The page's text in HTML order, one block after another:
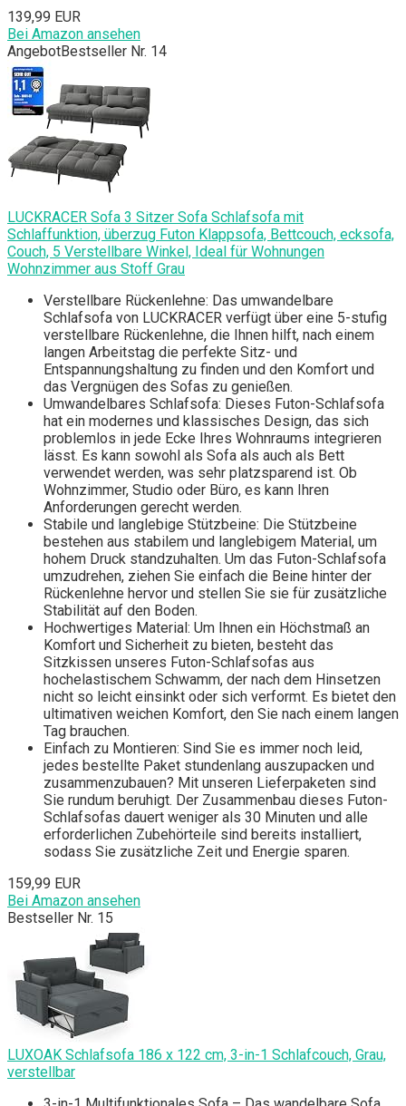
139,99 EUR
Bei Amazon ansehen
AngebotBestseller Nr. 14
LUCKRACER Sofa 3 Sitzer Sofa Schlafsofa mit
Schlaffunktion, überzug Futon Klappsofa, Bettcouch, ecksofa,
Couch, 5 Verstellbare Winkel, Ideal für Wohnungen
Wohnzimmer aus Stoff Grau
Verstellbare Rückenlehne: Das umwandelbare
Schlafsofa von LUCKRACER verfügt über eine 5-stufig
verstellbare Rückenlehne, die Ihnen hilft, nach einem
langen Arbeitstag die perfekte Sitz- und
Entspannungshaltung zu finden und den Komfort und
das Vergnügen des Sofas zu genießen.
Umwandelbares Schlafsofa: Dieses Futon-Schlafsofa
hat ein modernes und klassisches Design, das sich
problemlos in jede Ecke Ihres Wohnraums integrieren
lässt. Es kann sowohl als Sofa als auch als Bett
verwendet werden, was sehr platzsparend ist. Ob
Wohnzimmer, Studio oder Büro, es kann Ihren
Anforderungen gerecht werden.
Stabile und langlebige Stützbeine: Die Stützbeine
bestehen aus stabilem und langlebigem Material, um
hohem Druck standzuhalten. Um das Futon-Schlafsofa
umzudrehen, ziehen Sie einfach die Beine hinter der
Rückenlehne hervor und stellen Sie sie für zusätzliche
Stabilität auf den Boden.
Hochwertiges Material: Um Ihnen ein Höchstmaß an
Komfort und Sicherheit zu bieten, besteht das
Sitzkissen unseres Futon-Schlafsofas aus
hochelastischem Schwamm, der nach dem Hinsetzen
nicht so leicht einsinkt oder sich verformt. Es bietet den
ultimativen weichen Komfort, den Sie nach einem langen
Tag brauchen.
Einfach zu Montieren: Sind Sie es immer noch leid,
jedes bestellte Paket stundenlang auszupacken und
zusammenzubauen? Mit unseren Lieferpaketen sind
Sie rundum beruhigt. Der Zusammenbau dieses Futon-
Schlafsofas dauert weniger als 30 Minuten und alle
erforderlichen Zubehörteile sind bereits installiert,
sodass Sie zusätzliche Zeit und Energie sparen.
159,99 EUR
Bei Amazon ansehen
Bestseller Nr. 15
LUXOAK Schlafsofa 186 x 122 cm, 3-in-1 Schlafcouch, Grau,
verstellbar